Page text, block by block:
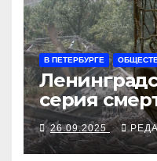
В ПЕТЕРБУРГЕ
серия
26.09.2025